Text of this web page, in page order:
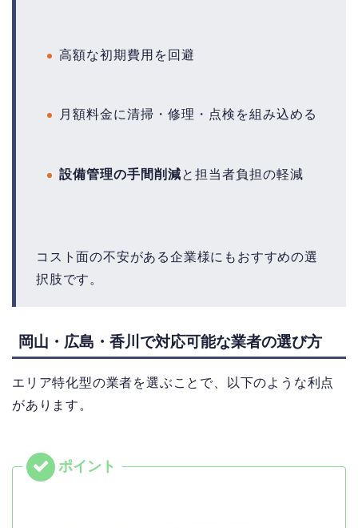
高額な初期費用を回避
月額料金に清掃・修理・点検を組み込める
設備管理の手間削減と担当者負担の軽減
コスト面の不安がある企業様にもおすすめの選
択肢です。
岡山・広島・香川で対応可能な業者の選び方
エリア特化型の業者を選ぶことで、以下のような利点
があります。